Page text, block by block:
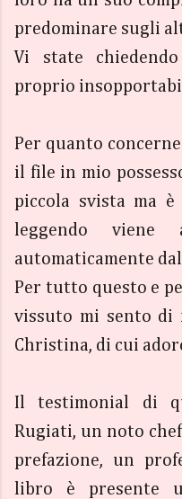
predominare sugli
Vi state
proprio
Per quanto
il file in mio
piccola svista ma è
leggendo viene
automaticamente
Per tutto questo e
vissuto mi sento di
Christina, di cui
Il testimonial di
Rugiati, un noto
prefazione, un
libro è presente